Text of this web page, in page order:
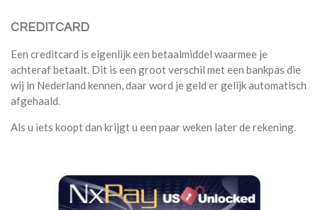
CREDITCARD
Een creditcard is eigenlijk een betaalmiddel waarmee je
achteraf betaalt. Dit is een groot verschil met een bankpas die
wij in Nederland kennen, daar word je geld er gelijk automatisch
afgehaald.
Als u iets koopt dan krijgt u een paar weken later de rekening.